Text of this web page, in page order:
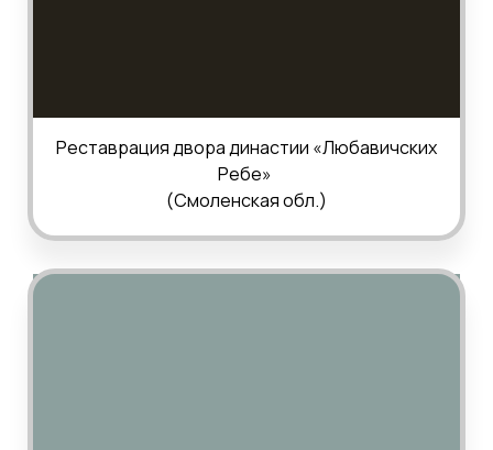
Реставрация двора династии «Любавичских
Ребе»
(Смоленская обл.)